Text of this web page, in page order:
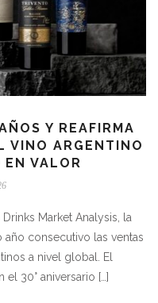
Y REAFIRMA
VINO ARGENTINO
EN VALOR
Market Analysis, la
consecutivo las ventas
a nivel global. El
30° aniversario […]